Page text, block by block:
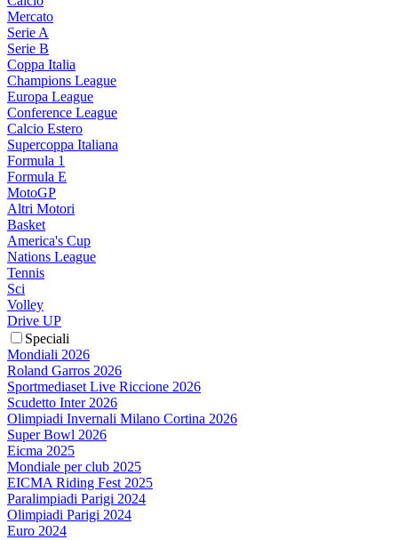
Mercato
Serie A
Serie B
Coppa Italia
Champions League
Europa League
Conference League
Calcio Estero
Supercoppa Italiana
Formula 1
Formula E
MotoGP
Altri Motori
Basket
America's Cup
Nations League
Tennis
Sci
Volley
Drive UP
Speciali
Mondiali 2026
Roland Garros 2026
Sportmediaset Live Riccione 2026
Scudetto Inter 2026
Olimpiadi Invernali Milano Cortina 2026
Super Bowl 2026
Eicma 2025
Mondiale per club 2025
EICMA Riding Fest 2025
Paralimpiadi Parigi 2024
Olimpiadi Parigi 2024
Euro 2024